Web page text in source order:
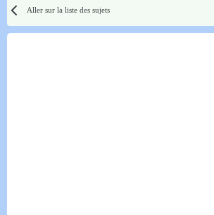
Aller sur la liste des sujets